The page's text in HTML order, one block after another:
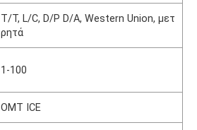
Τ/Τ, L/C, D/P D/A, Western Union, μετ
ρητά
1-100
OMT ICE